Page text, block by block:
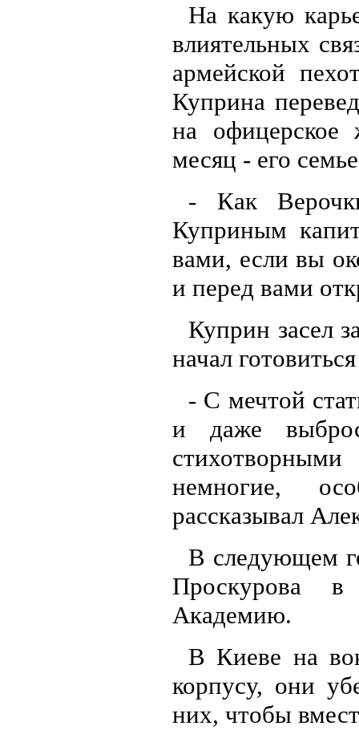
На какую
влиятельных
армейской
Куприна
на офицерское
месяц - его
- Как
Куприным
вами, если вы
и перед вами
Куприн засел
начал
- С мечтой
и даже
немногие,
рассказывал
В следующем
Проскурова
Академию.
В Киеве на
корпусу, они
них, чтобы